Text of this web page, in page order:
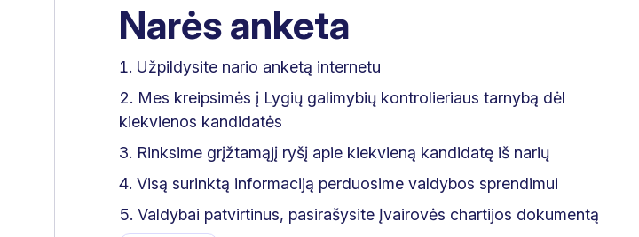
Narės anketa
Užpildysite nario anketą internetu
Mes kreipsimės į Lygių galimybių kontrolieriaus tarnybą dėl
kiekvienos kandidatės
Rinksime grįžtamąjį ryšį apie kiekvieną kandidatę iš narių
Visą surinktą informaciją perduosime valdybos sprendimui
Valdybai patvirtinus, pasirašysite Įvairovės chartijos dokumentą